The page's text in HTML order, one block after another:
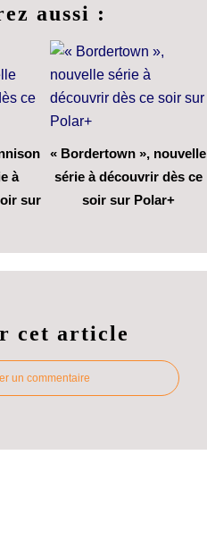
aussi :
à
sur
« Bordertown », nouvelle
série à découvrir dès ce
soir sur Polar+
cet article
un commentaire